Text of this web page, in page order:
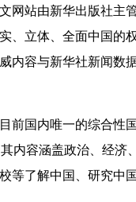
网站由新华出版社
、立体、全面中国
内容与新华社新闻
前国内唯一的综合
内容涵盖政治、经
等了解中国、研究中